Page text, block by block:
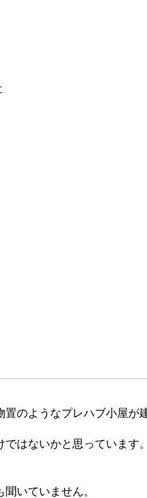
のようなプレハブ小屋が
はないかと思っています
いていません。